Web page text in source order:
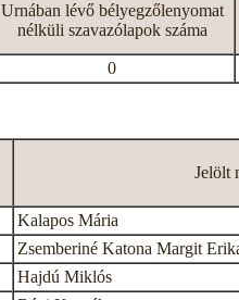
Urnában lévő bélyegzőlenyomat
nélküli szavazólapok száma
0
Jelölt
Kalapos Mária
Zsemberiné Katona Margit
Hajdú Miklós